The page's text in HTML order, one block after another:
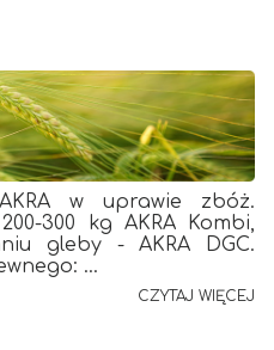
w uprawie zbóż.
300 kg AKRA Kombi,
gleby - AKRA DGC.
...
CZYTAJ WIĘCEJ